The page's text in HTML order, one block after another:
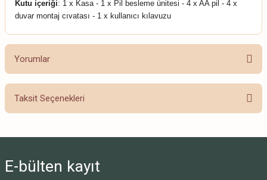
Kutu içeriği: 1 x Kasa - 1 x Pil besleme ünitesi - 4 x AA pil - 4 x
duvar montaj cıvatası - 1 x kullanıcı kılavuzu
Yorumlar
Bu ürüne ilk yorumu siz yapın!
Taksit Seçenekleri
E-bülten kayıt